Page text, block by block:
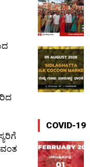
COVID-19